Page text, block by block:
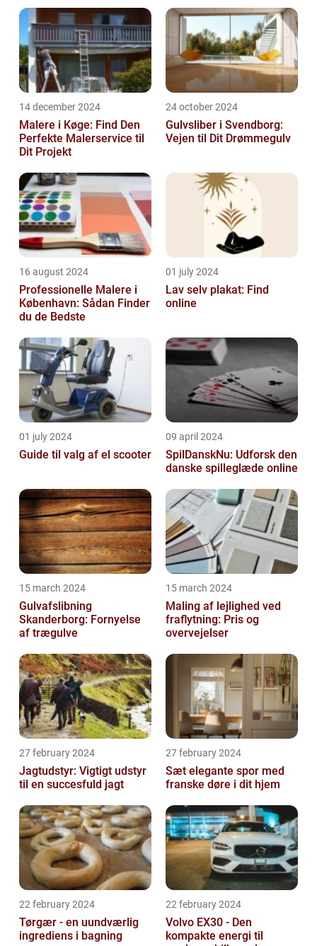
14 december 2024
Malere i Køge: Find Den
Perfekte Malerservice til
Dit Projekt
24 october 2024
Gulvsliber i Svendborg:
Vejen til Dit Drømmegulv
16 august 2024
Professionelle Malere i
København: Sådan Finder
du de Bedste
01 july 2024
Lav selv plakat: Find
online
01 july 2024
Guide til valg af el scooter
09 april 2024
SpilDanskNu: Udforsk den
danske spilleglæde online
15 march 2024
Gulvafslibning
Skanderborg: Fornyelse
af trægulve
15 march 2024
Maling af lejlighed ved
fraflytning: Pris og
overvejelser
27 february 2024
Jagtudstyr: Vigtigt udstyr
til en succesfuld jagt
27 february 2024
Sæt elegante spor med
franske døre i dit hjem
22 february 2024
Tørgær - en uundværlig
ingrediens i bagning
22 february 2024
Volvo EX30 - Den
kompakte energi til